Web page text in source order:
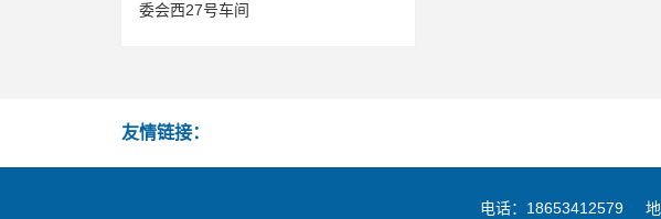
委会西27号车间
友情链接：
电话：18653412579